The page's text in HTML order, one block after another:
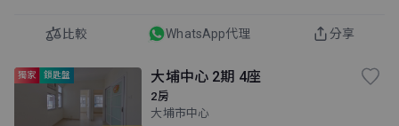
比較 WhatsApp代理 分享
獨家 鎖匙盤 大埔中心 2期 4座
2房
大埔市中心